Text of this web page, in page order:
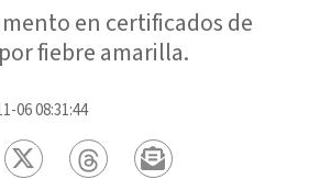
en certificados de
fiebre amarilla.
06 08:31:44